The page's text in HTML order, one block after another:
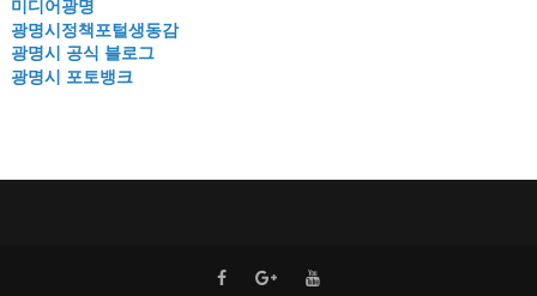
미디어광명
광명시정책포털생동감
광명시 공식 블로그
광명시 포토뱅크